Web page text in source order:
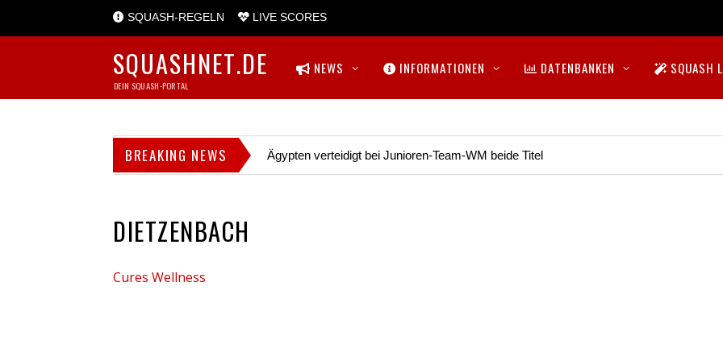
SQUASH-REGELN LIVE SCORES
SQUASHNET.DE
DEIN SQUASH-PORTAL
NEWS INFORMATIONEN DATENBANKEN SQUASH
BREAKING NEWS Ägypten verteidigt bei Junioren-Team-WM beide Titel
DIETZENBACH
Cures Wellness